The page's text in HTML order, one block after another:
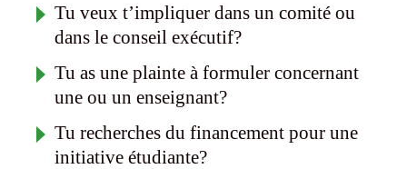
Tu veux t’impliquer dans un comité ou
dans le conseil exécutif?
Tu as une plainte à formuler concernant
une ou un enseignant?
Tu recherches du financement pour une
initiative étudiante?